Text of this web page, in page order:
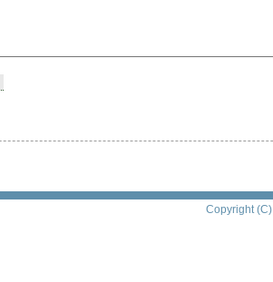
Copyright (C)